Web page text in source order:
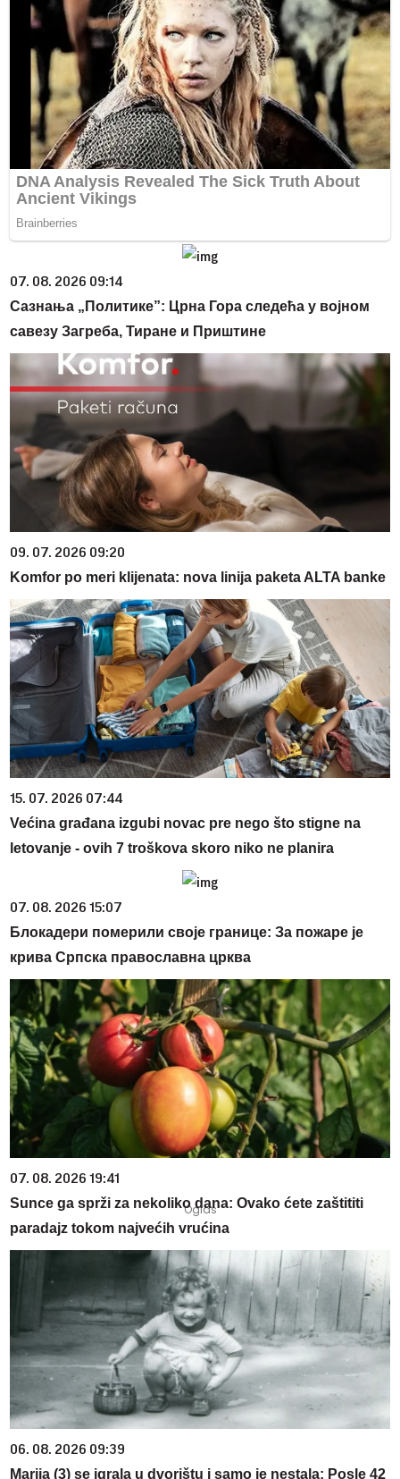
07. 08. 2026 09:14
Сазнања „Политике”: Црна Гора следећа у војном
савезу Загреба, Тиране и Приштине
09. 07. 2026 09:20
Komfor po meri klijenata: nova linija paketa ALTA banke
15. 07. 2026 07:44
Većina građana izgubi novac pre nego što stigne na
letovanje - ovih 7 troškova skoro niko ne planira
07. 08. 2026 15:07
Блокадери померили своје границе: За пожаре је
крива Српска православна црква
07. 08. 2026 19:41
Sunce ga sprži za nekoliko dana: Ovako ćete zaštititi
paradajz tokom najvećih vrućina
06. 08. 2026 09:39
Marija (3) se igrala u dvorištu i samo je nestala: Posle 42